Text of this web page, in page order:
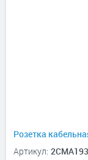
Розетка
Артикул: